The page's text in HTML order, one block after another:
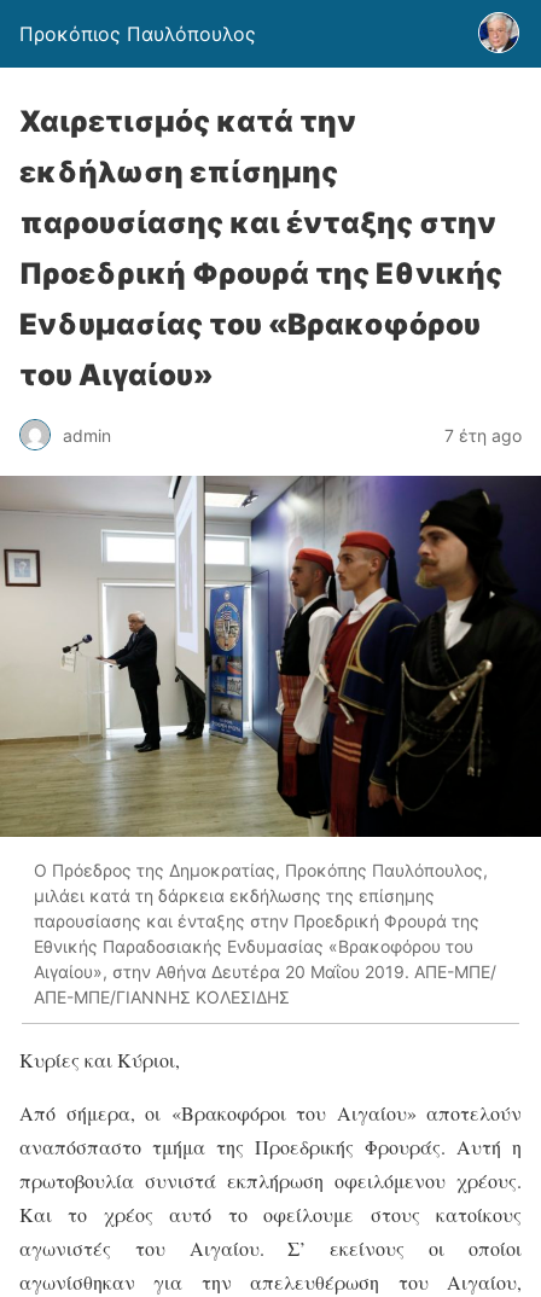
Προκόπιος Παυλόπουλος
Χαιρετισμός κατά την
εκδήλωση επίσημης
παρουσίασης και ένταξης στην
Προεδρική Φρουρά της Εθνικής
Ενδυμασίας του «Βρακοφόρου
του Αιγαίου»
admin 7 έτη ago
Ο Πρόεδρος της Δημοκρατίας, Προκόπης Παυλόπουλος,
μιλάει κατά τη δάρκεια εκδήλωσης της επίσημης
παρουσίασης και ένταξης στην Προεδρική Φρουρά της
Εθνικής Παραδοσιακής Ενδυμασίας «Βρακοφόρου του
Αιγαίου», στην Αθήνα Δευτέρα 20 Μαΐου 2019. ΑΠΕ-ΜΠΕ/
ΑΠΕ-ΜΠΕ/ΓΙΑΝΝΗΣ ΚΟΛΕΣΙΔΗΣ
Κυρίες και Κύριοι,
Από σήμερα, οι «Βρακοφόροι του Αιγαίου» αποτελούν
αναπόσπαστο τμήμα της Προεδρικής Φρουράς. Αυτή η
πρωτοβουλία συνιστά εκπλήρωση οφειλόμενου χρέους.
Και το χρέος αυτό το οφείλουμε στους κατοίκους
αγωνιστές του Αιγαίου. Σ’ εκείνους οι οποίοι
αγωνίσθηκαν για την απελευθέρωση του Αιγαίου,